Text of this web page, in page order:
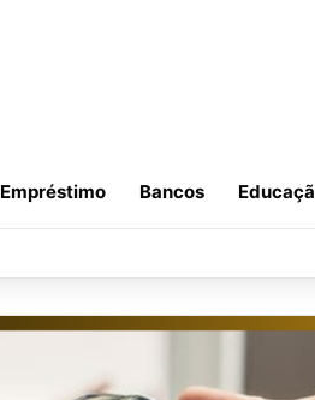
Empréstimo Bancos